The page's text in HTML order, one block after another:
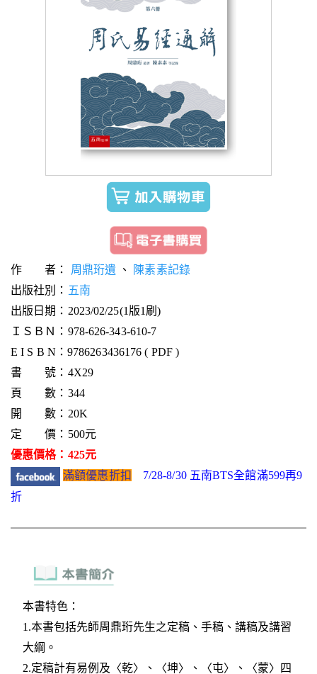
作 者： 周鼎珩遺 、
陳素素記錄
出版社別： 五南
出版日期：2023/02/25(1版1刷)
ＩＳＢＮ：978-626-343-610-7
E I S B N：9786263436176 ( PDF )
書 號：4X29
頁 數：344
開 數：20K
定 價：500元
優惠價格：425元
滿額優惠折扣
7/28-8/30 五南BTS全館滿599再9
折